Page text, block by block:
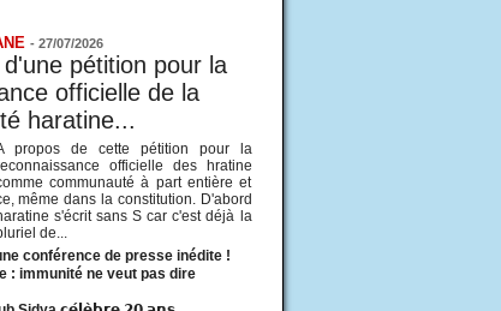
- 27/07/2026
pétition pour la
officielle de la
haratine...
propos de cette pétition pour la
officielle des hratine
communauté à part entière et
même dans la constitution. D'abord
s'écrit sans S car c'est déjà la
de...
conférence de presse inédite !
: immunité ne veut pas dire